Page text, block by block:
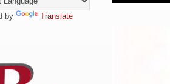
by Translate